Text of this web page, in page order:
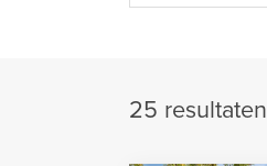
25 resultaten